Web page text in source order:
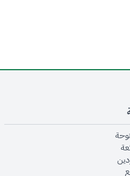
opens in new window
opens in new window
opens in new window
opens in new window